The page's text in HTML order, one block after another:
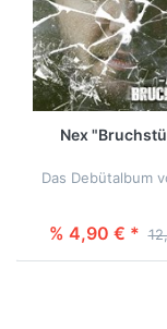
Nex
Das Debütalbum
% 4,90 € *